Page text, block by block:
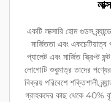
একটি লাক্সারি হোম গুডস
মার্জিততা এবং
প্যালেট এবং মার্জিত স্ক্রিপ্ট
লোগোটি শুধুমাত্র তাদের
বিক্রয় পরিবেশে শক্তিশালী
গ্রাহকদের কাছ থেকে 40%